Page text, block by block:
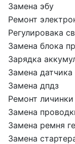
Замена эбу
Ремонт
Регулировака
Замена блока
Зарядка
Замена
Замена дпдз
Ремонт
Замена
Замена ремня
Замена